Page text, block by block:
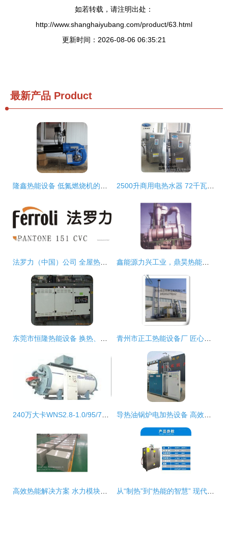
如若转载，请注明出处：
http://www.shanghaiyubang.com/product/63.html
更新时间：2026-08-06 06:35:21
最新产品 Product